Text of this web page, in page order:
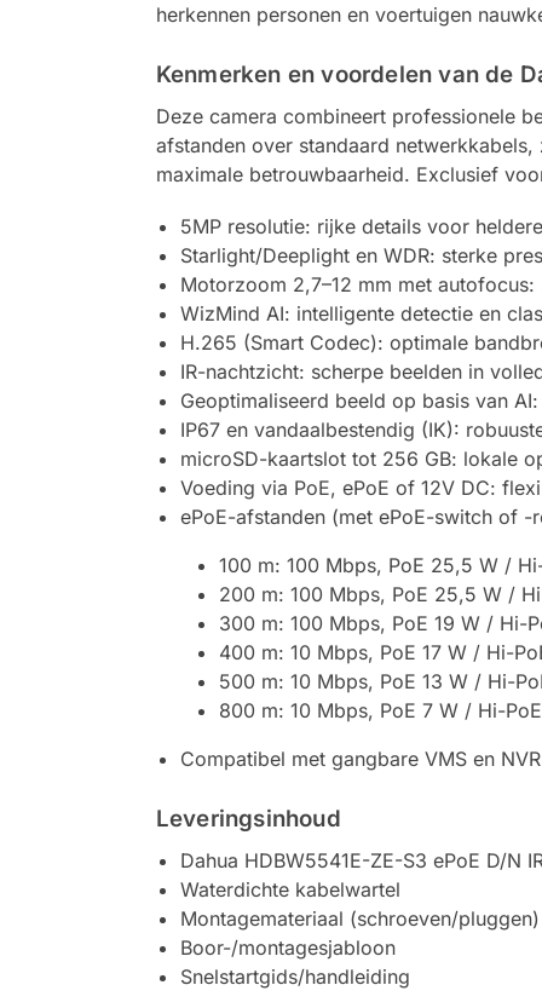
herkennen personen en voertuigen
Kenmerken en voordelen van de
Deze camera combineert professionele
afstanden over standaard
maximale betrouwbaarheid. Exclusief
5MP resolutie: rijke details voor
Starlight/Deeplight en WDR: sterke
Motorzoom 2,7–12 mm met
WizMind AI: intelligente detectie en
H.265 (Smart Codec): optimale
IR-nachtzicht: scherpe beelden in
Geoptimaliseerd beeld op basis van
IP67 en vandaalbestendig (IK):
microSD-kaartslot tot 256 GB: lokale
Voeding via PoE, ePoE of 12V DC:
ePoE-afstanden (met ePoE-switch of
100 m: 100 Mbps, PoE 25,5 W /
200 m: 100 Mbps, PoE 25,5 W /
300 m: 100 Mbps, PoE 19 W / Hi-
400 m: 10 Mbps, PoE 17 W / Hi-
500 m: 10 Mbps, PoE 13 W / Hi-
800 m: 10 Mbps, PoE 7 W / Hi-
Compatibel met gangbare VMS en
Leveringsinhoud
Dahua HDBW5541E-ZE-S3 ePoE D/N
Waterdichte kabelwartel
Montagemateriaal (schroeven/pluggen)
Boor-/montagesjabloon
Snelstartgids/handleiding